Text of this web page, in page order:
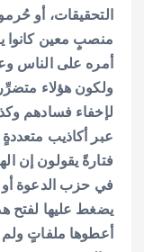
التحقيقات، أو
منصبٍ معين كانوا
أمره على الناس
ولكون هؤلاء
لإخفاء فسادهم
عبر أكاذيب
فتارةً يقولون إن
في حزب الدعوة أو
يضغط عليها لفتح
أعطوها ملفاتٍ